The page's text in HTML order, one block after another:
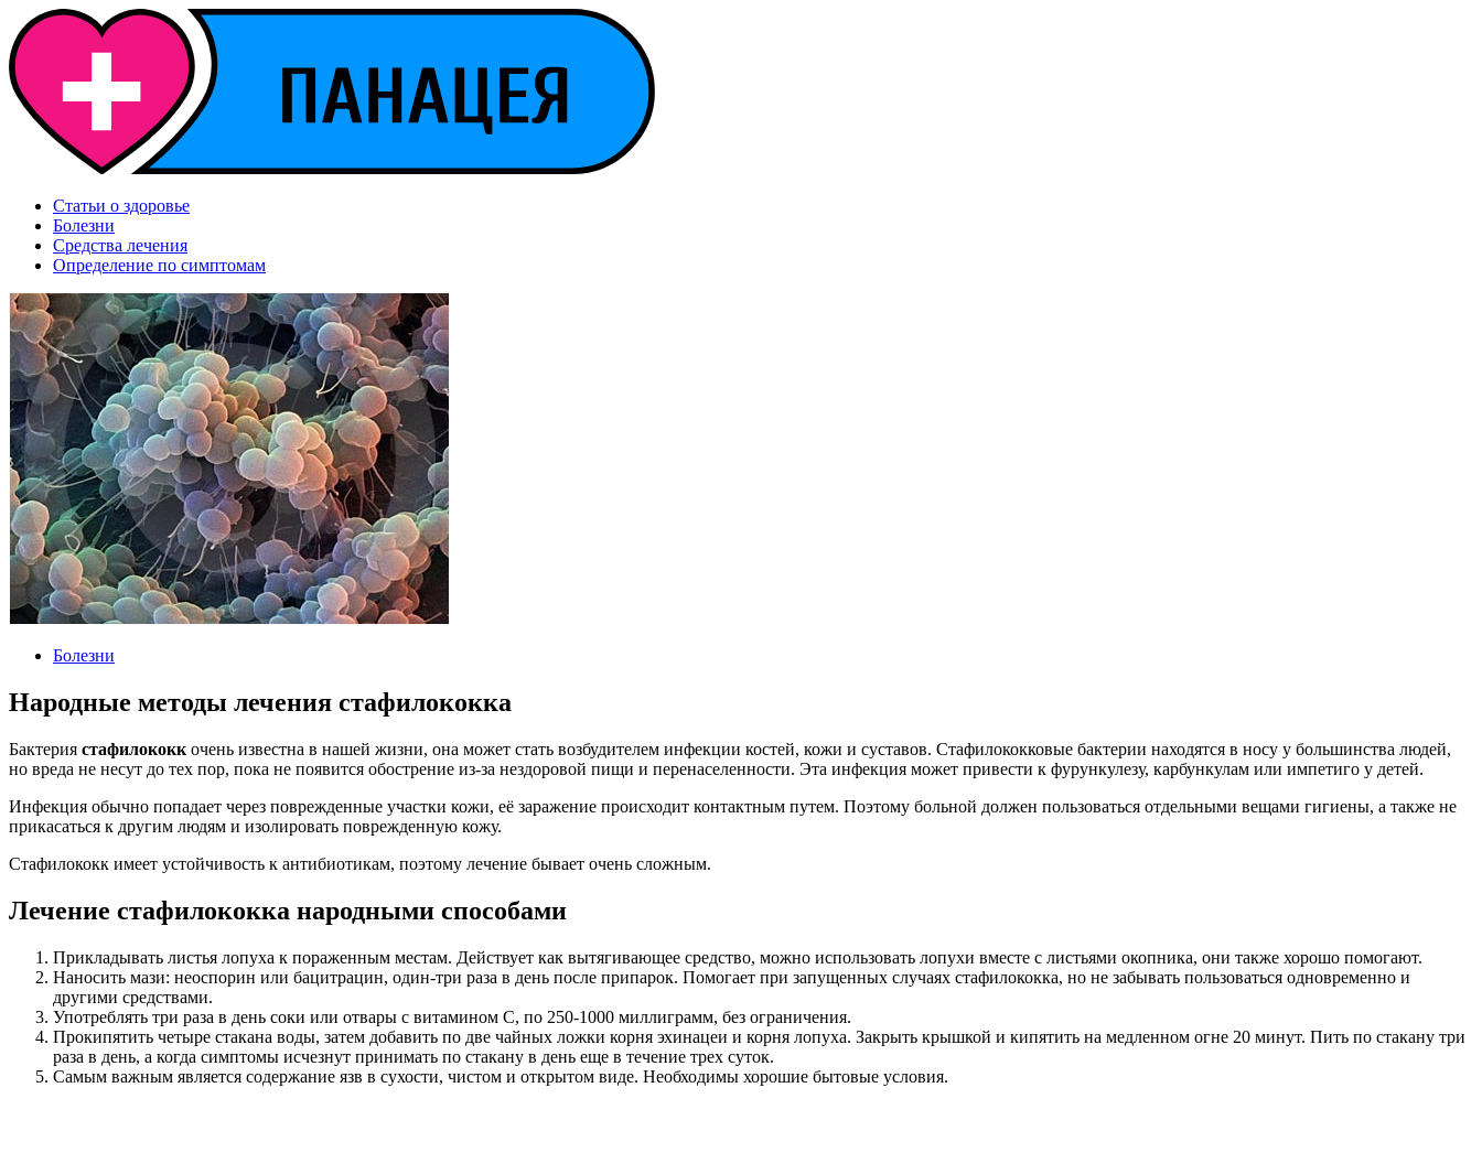
Статьи о здоровье
Болезни
Средства лечения
Определение по симптомам
Болезни
Народные методы лечения стафилококка
Бактерия стафилококк очень известна в нашей жизни, она может стать возбудителем инфекции костей, кожи и суставов. Стафилококковые бактерии находятся в носу у большинства людей,
но вреда не несут до тех пор, пока не появится обострение из-за нездоровой пищи и перенаселенности. Эта инфекция может привести к фурункулезу, карбункулам или импетиго у детей.
Инфекция обычно попадает через поврежденные участки кожи, её заражение происходит контактным путем. Поэтому больной должен пользоваться отдельными вещами гигиены, а также не
прикасаться к другим людям и изолировать поврежденную кожу.
Стафилококк имеет устойчивость к антибиотикам, поэтому лечение бывает очень сложным.
Лечение стафилококка народными способами
Прикладывать листья лопуха к пораженным местам. Действует как вытягивающее средство, можно использовать лопухи вместе с листьями окопника, они также хорошо помогают.
Наносить мази: неоспорин или бацитрацин, один-три раза в день после припарок. Помогает при запущенных случаях стафилококка, но не забывать пользоваться одновременно и
другими средствами.
Употреблять три раза в день соки или отвары с витамином С, по 250-1000 миллиграмм, без ограничения.
Прокипятить четыре стакана воды, затем добавить по две чайных ложки корня эхинацеи и корня лопуха. Закрыть крышкой и кипятить на медленном огне 20 минут. Пить по стакану три
раза в день, а когда симптомы исчезнут принимать по стакану в день еще в течение трех суток.
Самым важным является содержание язв в сухости, чистом и открытом виде. Необходимы хорошие бытовые условия.